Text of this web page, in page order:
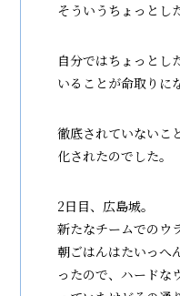
そういうちょっとし
自分ではちょっとし
いることが命取りに
徹底されていないこ
化されたのでした。
2日目、広島城。
新たなチームでのウ
朝ごはんはたいっへ
ったので、ハードな